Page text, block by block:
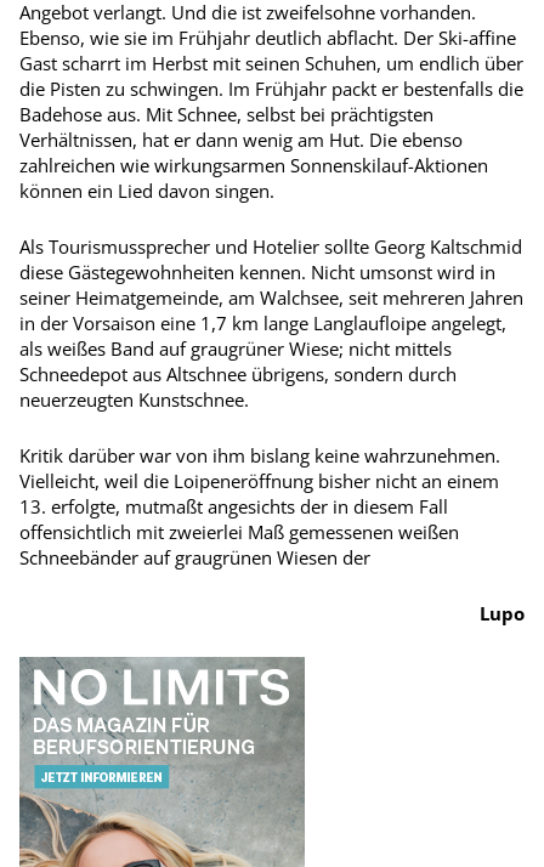
Angebot verlangt. Und die ist zweifelsohne vorhanden.
Ebenso, wie sie im Frühjahr deutlich abflacht. Der Ski-affine
Gast scharrt im Herbst mit seinen Schuhen, um endlich über
die Pisten zu schwingen. Im Frühjahr packt er bestenfalls die
Badehose aus. Mit Schnee, selbst bei prächtigsten
Verhältnissen, hat er dann wenig am Hut. Die ebenso
zahlreichen wie wirkungsarmen Sonnenskilauf-Aktionen
können ein Lied davon singen.
Als Tourismussprecher und Hotelier sollte Georg Kaltschmid
diese Gästegewohnheiten kennen. Nicht umsonst wird in
seiner Heimatgemeinde, am Walchsee, seit mehreren Jahren
in der Vorsaison eine 1,7 km lange Langlaufloipe angelegt,
als weißes Band auf graugrüner Wiese; nicht mittels
Schneedepot aus Altschnee übrigens, sondern durch
neuerzeugten Kunstschnee.
Kritik darüber war von ihm bislang keine wahrzunehmen.
Vielleicht, weil die Loipeneröffnung bisher nicht an einem
13. erfolgte, mutmaßt angesichts der in diesem Fall
offensichtlich mit zweierlei Maß gemessenen weißen
Schneebänder auf graugrünen Wiesen der
Lupo